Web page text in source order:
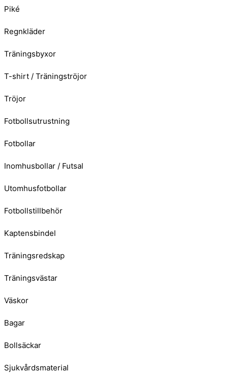
Piké
Regnkläder
Träningsbyxor
T-shirt / Träningströjor
Tröjor
Fotbollsutrustning
Fotbollar
Inomhusbollar / Futsal
Utomhusfotbollar
Fotbollstillbehör
Kaptensbindel
Träningsredskap
Träningsvästar
Väskor
Bagar
Bollsäckar
Sjukvårdsmaterial